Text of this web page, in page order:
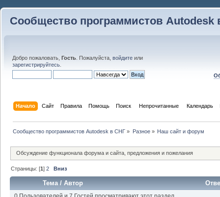
Сообщество программистов Autodesk
Добро пожаловать, Гость . Пожалуйста, войдите или
зарегистрируйтесь
Начало Сайт Правила Помощь Поиск Непрочитанные Календарь
Сообщество программистов Autodesk в СНГ » Разное» Наш сайт и форум
Обсуждение функционала форума и сайта, предложения и пожелания
Страницы: [1]2 Вниз
Тема /Автор